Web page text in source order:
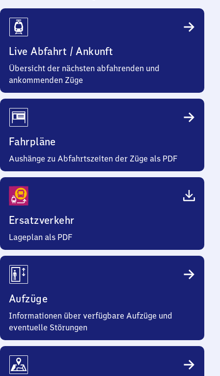
Reiseinfos
Live Abfahrt / Ankunft
Übersicht der nächsten abfahrenden und
ankommenden Züge
Fahrpläne
Aushänge zu Abfahrtszeiten der Züge als PDF
Ersatzverkehr
Lageplan als PDF
Aufzüge
Informationen über verfügbare Aufzüge und
eventuelle Störungen